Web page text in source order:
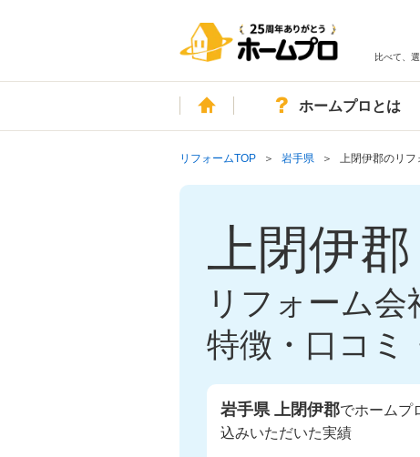
比べて、
ホームホームプロとは
リフォームTOP 岩手県 上閉伊郡のリフ
上閉伊
リフォーム会
特徴・口コミ
岩手県 上閉伊郡でホームプ
込みいただいた実績